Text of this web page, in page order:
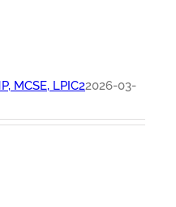
MCSE, LPIC22026-03-